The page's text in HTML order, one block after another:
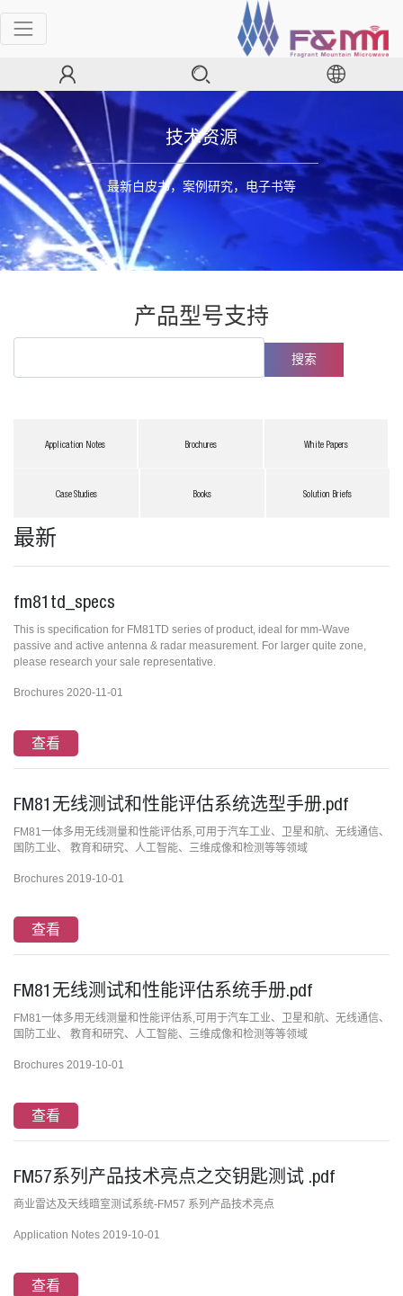
技术资源
最新白皮书，案例研究，电子书等
产品型号支持
搜索
Application Notes Brochures White Papers
Case Studies Books Solution Briefs
最新
fm81td_specs
This is specification for FM81TD series of product, ideal for mm-Wave
passive and active antenna & radar measurement. For larger quite zone,
please research your sale representative.
Brochures 2020-11-01
查看
FM81无线测试和性能评估系统选型手册.pdf
FM81一体多用无线测量和性能评估系,可用于汽车工业、卫星和航、无线通信、
国防工业、 教育和研究、人工智能、三维成像和检测等等领域
Brochures 2019-10-01
查看
FM81无线测试和性能评估系统手册.pdf
FM81一体多用无线测量和性能评估系,可用于汽车工业、卫星和航、无线通信、
国防工业、 教育和研究、人工智能、三维成像和检测等等领域
Brochures 2019-10-01
查看
FM57系列产品技术亮点之交钥匙测试 .pdf
商业雷达及天线暗室测试系统-FM57 系列产品技术亮点
Application Notes 2019-10-01
查看